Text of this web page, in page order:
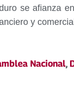
se afianza
y
Nacional,